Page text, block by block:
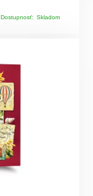
Dostupnosť: Skladom